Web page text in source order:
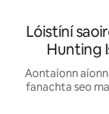
Lóistíní
Hunting
Aontaíonn
fanachta seo